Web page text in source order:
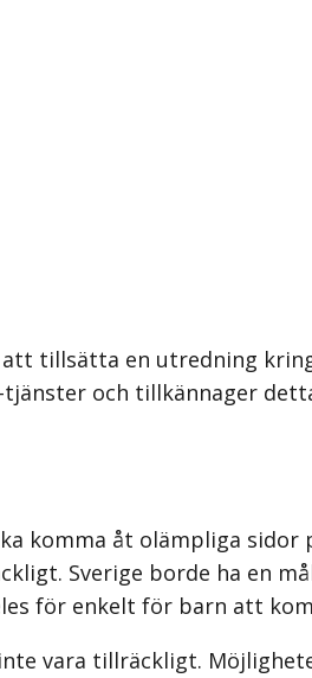
tillsätta en utredning
och tillkännager
komma åt olämpliga
Sverige borde ha en
för enkelt för barn att
vara tillräckligt.